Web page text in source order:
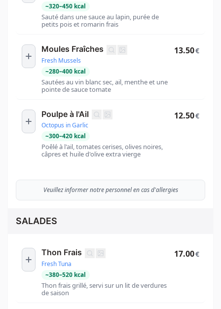
~320–450 kcal
Sauté dans une sauce au lapin, purée de
petits pois et romarin frais
Moules Fraîches
Fresh Mussels
~280–400 kcal
Sautées au vin blanc sec, ail, menthe et une
pointe de sauce tomate
13.50€
Poulpe à l'Ail
Octopus in Garlic
~300–420 kcal
Poêlé à l'ail, tomates cerises, olives noires,
câpres et huile d'olive extra vierge
12.50€
Veuillez informer notre personnel en cas d'allergies
SALADES
Thon Frais
Fresh Tuna
~380–520 kcal
Thon frais grillé, servi sur un lit de verdures
de saison
17.00€